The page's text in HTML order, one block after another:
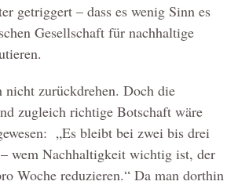
getriggert – dass es wenig Sinn es
Gesellschaft für nachhaltige
nicht zurückdrehen. Doch die
zugleich richtige Botschaft wäre
„Es bleibt bei zwei bis drei
wem Nachhaltigkeit wichtig ist, der
Woche reduzieren.“ Da man dorthin